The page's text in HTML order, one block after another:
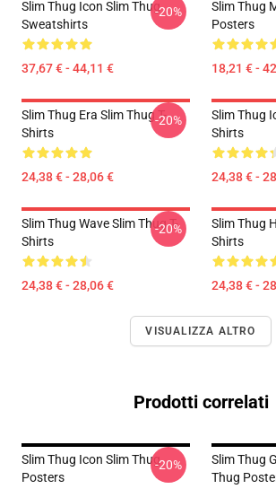
Slim Thug Icon Slim Thug
Sweatshirts
37,67 € - 44,11 €
-20%
Slim Thug
Posters
18,21 € -
Slim Thug Era Slim Thug T-
Shirts
24,38 € - 28,06 €
-20%
Slim Thug
Shirts
24,38 € -
Slim Thug Wave Slim Thug T-
Shirts
24,38 € - 28,06 €
-20%
Slim Thug
Shirts
24,38 € -
VISUALIZZA ALTRO
Prodotti correlati
Slim Thug Icon Slim Thug
Posters
-20%
Slim Thug
Thug